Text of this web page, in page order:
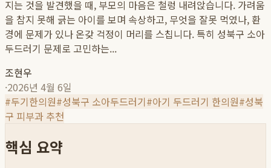
지는 것을 발견했을 때, 부모의 마음은 철렁 내려앉습니다. 가려움
을 참지 못해 긁는 아이를 보며 속상하고, 무엇을 잘못 먹였나, 환
경에 문제가 있나 온갖 걱정이 머리를 스칩니다. 특히 성북구 소아
두드러기 문제로 고민하는...
조현우
·2026년 4월 6일
#두기한의원#성북구 소아두드러기#아기 두드러기 한의원#성북
구 피부과 추천
핵심 요약